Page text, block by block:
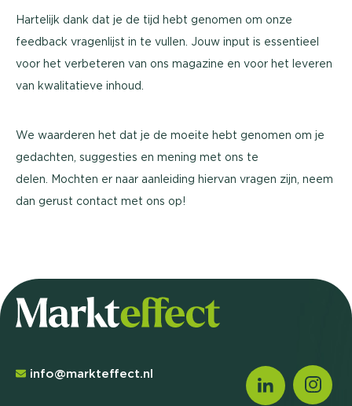
Hartelijk dank dat je de tijd hebt genomen om onze
feedback vragenlijst in te vullen. Jouw input is essentieel
voor het verbeteren van ons magazine en voor het leveren
van kwalitatieve inhoud.
We waarderen het dat je de moeite hebt genomen om je
gedachten, suggesties en mening met ons te
delen. Mochten er naar aanleiding hiervan vragen zijn, neem
dan gerust contact met ons op!
info@markteffect.nl